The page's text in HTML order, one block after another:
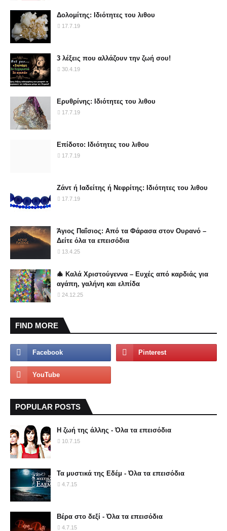
Δολομίτης: Ιδιότητες του λιθου
17.7.19
3 λέξεις που αλλάζουν την ζωή σου!
30.4.19
Ερυθρίνης: Ιδιότητες του λιθου
17.7.19
Επίδοτο: Ιδιότητες του λιθου
17.7.19
Ζάντ ή Ιαδείτης ή Νεφρίτης: Ιδιότητες του λιθου
17.7.19
Άγιος Παΐσιος: Από τα Φάρασα στον Ουρανό –
Δείτε όλα τα επεισόδια
13.4.25
🎄 Καλά Χριστούγεννα – Ευχές από καρδιάς για
αγάπη, γαλήνη και ελπίδα
24.12.25
FIND MORE
POPULAR POSTS
Η ζωή της άλλης - Όλα τα επεισόδια
10.7.15
Τα μυστικά της Εδέμ - Όλα τα επεισόδια
4.7.15
Βέρα στο δεξί - Όλα τα επεισόδια
4.7.15